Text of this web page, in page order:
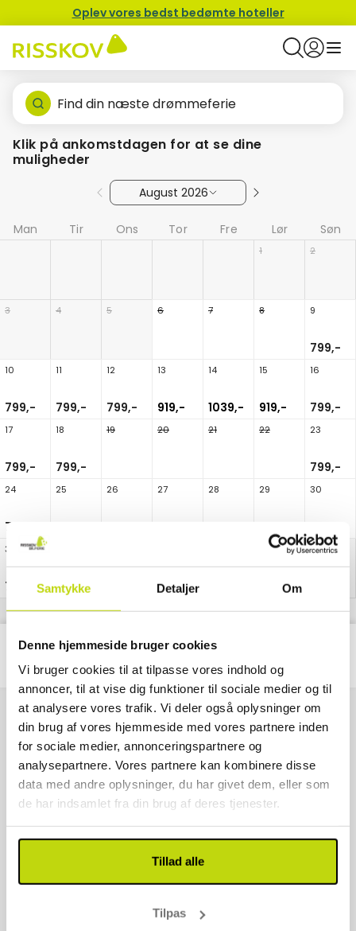
Samtykke Detaljer Om
Denne hjemmeside bruger cookies
Vi bruger cookies til at tilpasse vores indhold og
annoncer, til at vise dig funktioner til sociale medier og til
at analysere vores trafik. Vi deler også oplysninger om
din brug af vores hjemmeside med vores partnere inden
for sociale medier, annonceringspartnere og
analysepartnere. Vores partnere kan kombinere disse
data med andre oplysninger, du har givet dem, eller som
de har indsamlet fra din brug af deres tjenester.
Tillad alle
Tilpas
Oplev vores bedst bedømte hoteller
Find din næste drømmeferie
Klik på ankomstdagen for at se dine
muligheder
August 2026
Man Tir Ons Tor Fre Lør Søn
1 2
3 4 5 6 7 8 9
799,-
10
799,-
11
799,-
12
799,-
13
919,-
14
1039,-
15
919,-
16
799,-
17
799,-
18
799,-
19 20 21 22 23
799,-
24
799,-
25 26 27 28 29 30
31
799,-
Classic
Kontakt os
70 22 77 17
info@risskov-bilferie.dk
Vores åbningstider er:
Lørdag - søndag 10-15
Follow us on social media